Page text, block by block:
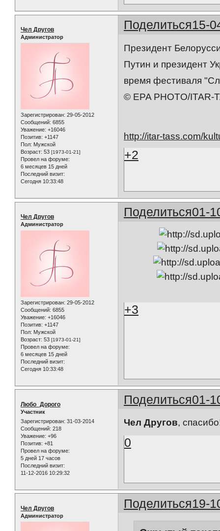
Поделиться15-
Чел Другов
Администратор
Зарегистрирован: 29-05-2012
Сообщений: 6855
Уважение: +16046
Позитив: +1147
Пол: Мужской
Возраст: 53 [1973-01-21]
Провел на форуме:
6 месяцев 15 дней
Последний визит:
Сегодня 10:33:48
Президент
Путин и президент
время фестиваля
© EPA PHOTO/ITAR-
http://itar-tass.com/
+2
Поделиться01-
Чел Другов
Администратор
Зарегистрирован: 29-05-2012
Сообщений: 6855
Уважение: +16046
Позитив: +1147
Пол: Мужской
Возраст: 53 [1973-01-21]
Провел на форуме:
6 месяцев 15 дней
Последний визит:
Сегодня 10:33:48
+3
Поделиться01-
Любо_Дорого
Участник
Зарегистрирован: 31-03-2014
Сообщений: 218
Уважение: +96
Позитив: +81
Провел на форуме:
5 дней 17 часов
Последний визит:
11-12-2016 10:29:32
Чел Другов,
0
Поделиться19-
Чел Другов
Администратор